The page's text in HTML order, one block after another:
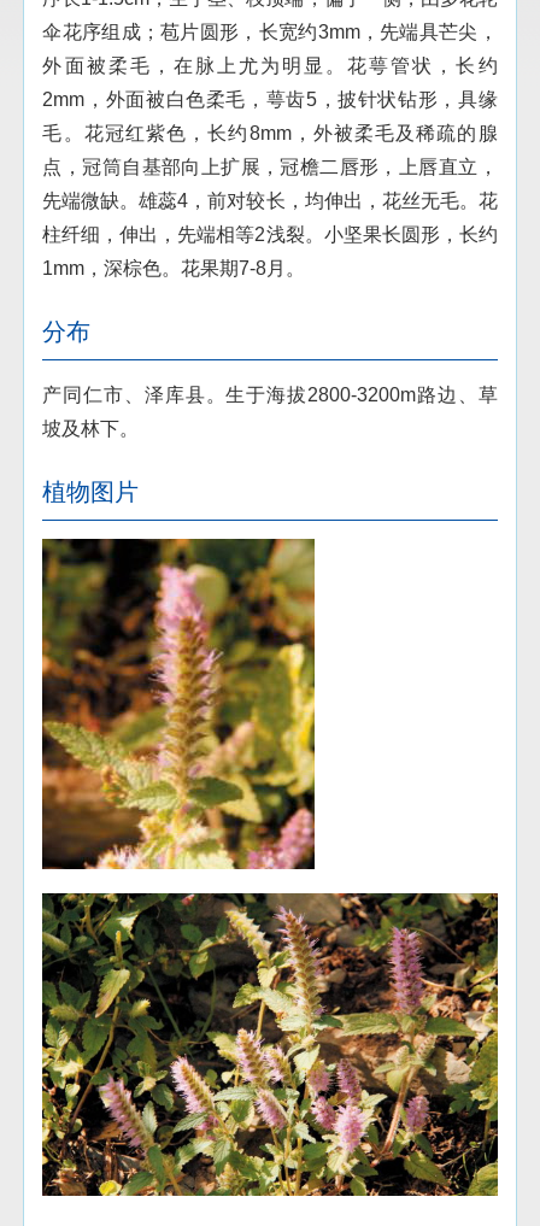
伞花序组成；苞片圆形，长宽约3mm，先端具芒尖，
外面被柔毛，在脉上尤为明显。花萼管状，长约
2mm，外面被白色柔毛，萼齿5，披针状钻形，具缘
毛。花冠红紫色，长约8mm，外被柔毛及稀疏的腺
点，冠筒自基部向上扩展，冠檐二唇形，上唇直立，
先端微缺。雄蕊4，前对较长，均伸出，花丝无毛。花
柱纤细，伸出，先端相等2浅裂。小坚果长圆形，长约
1mm，深棕色。花果期7-8月。
分布
产同仁市、泽库县。生于海拔2800-3200m路边、草
坡及林下。
植物图片